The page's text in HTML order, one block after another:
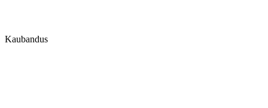
Kaubandus